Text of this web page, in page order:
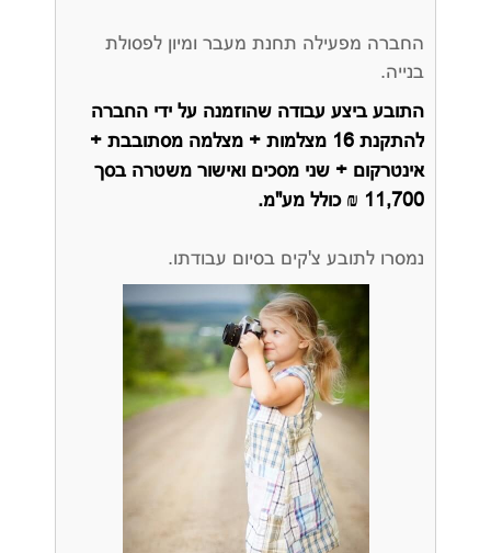
החברה מפעילה תחנת מעבר ומיון לפסולת
בנייה.
התובע ביצע עבודה שהוזמנה על ידי החברה
להתקנת 16 מצלמות + מצלמה מסתובבת +
אינטרקום + שני מסכים ואישור משטרה בסך
11,700 ₪ כולל מע"מ.
נמסרו לתובע צ'קים בסיום עבודתו.